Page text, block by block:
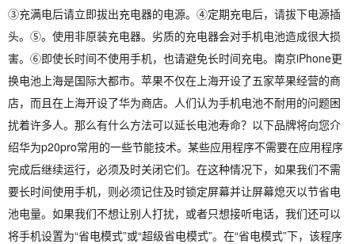
③充满电后请立即拔出充电器的电源。④定期充电后，请拔下电源插
头。⑤。使用非原装充电器。劣质的充电器会对手机电池造成很大损
害。⑥即使长时间不使用手机，也请避免长时间充电。南京iPhone更
换电池上海是国际大都市。苹果不仅在上海开设了五家苹果经营的商
店，而且在上海开设了华为商店。人们认为手机电池不耐用的问题困
扰着许多人。那么有什么方法可以延长电池寿命？以下品牌将向您介
绍华为p20pro常用的一些节能技术。某些应用程序不需要在应用程序
完成后继续运行，必须及时关闭它们。在这种情况下，如果我们不需
要长时间使用手机，则必须记住及时锁定屏幕并让屏幕熄灭以节省电
池电量。如果我们不想让别人打扰，或者只想接听电话，我们还可以
将手机设置为“省电模式”或“超级省电模式”。在“省电模式”下，该程序